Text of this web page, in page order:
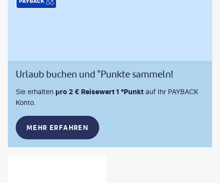
Urlaub buchen und °Punkte sammeln!
Sie erhalten pro 2 € Reisewert 1 °Punkt auf Ihr PAYBACK
Konto.
MEHR ERFAHREN